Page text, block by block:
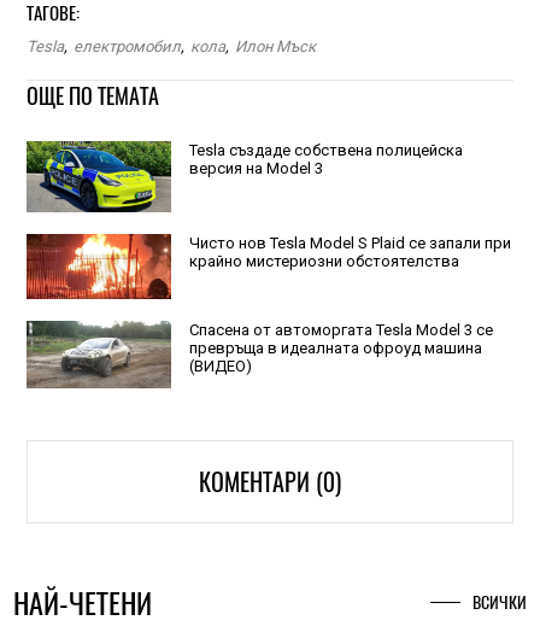
ТАГОВЕ:
Tesla, електромобил, кола, Илон Мъск
ОЩЕ ПО ТЕМАТА
Tesla създаде собствена полицейска
версия на Model 3
Чисто нов Tesla Model S Plaid се запали при
крайно мистериозни обстоятелства
Спасена от автоморгата Tesla Model 3 се
превръща в идеалната офроуд машина
(ВИДЕО)
КОМЕНТАРИ (0)
НАЙ-ЧЕТЕНИ ВСИЧКИ